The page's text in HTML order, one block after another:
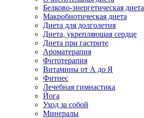
Белково-энергетическая диета
Макробиотическая диета
Диета для долголетия
Диета, укрепляющая сердце
Диета при гастрите
Ароматерапия
Фитотерапия
Витамины от А до Я
Фитнес
Лечебная гимнастика
Йога
Уход за собой
Минералы